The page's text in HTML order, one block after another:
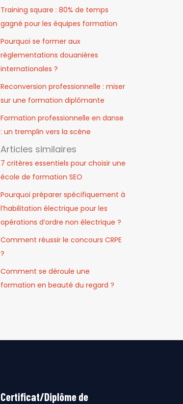
Training square : 80% de temps
gagné pour les équipes formation
Pourquoi se former aux
réglementations douanières
internationales ?
Reconversion professionnelle : miser
sur une formation diplômante
Formation professionnelle en danse
: un tremplin vers la scène
Articles similaires
7 critères essentiels pour choisir une
école de formation SEO
Pourquoi préparer spécifiquement à
l’habilitation électrique pour les
opérations d’ordre non électrique ?
Comment réussir le concours CRPE
?
Comment se déroule une
formation en beauté du regard ?
Certificat/Diplôme de